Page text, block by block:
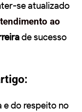
se atualizado
ao
de sucesso
e do respeito no